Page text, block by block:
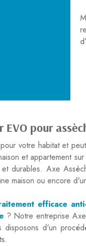
pour
votre habitat et
et appartement
durables. Axe
maison ou encore
efficace
? Notre entreprise
disposons d'un